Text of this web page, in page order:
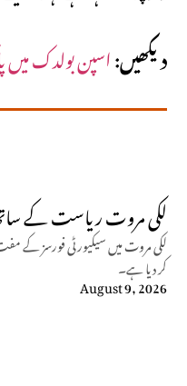
دیکھیں:اسپن بولدک میں
لکی مروت ریاست کے ساتھ:
لکی مروت میں سیکیورٹی فورسز کے
کر دیا ہے۔
August 9, 2026